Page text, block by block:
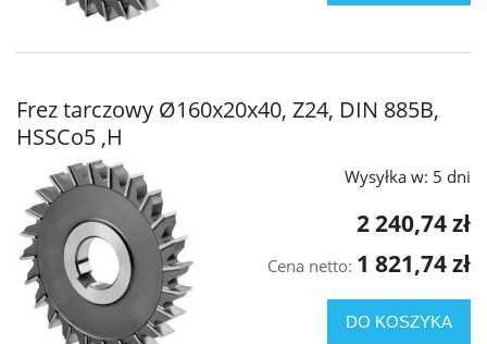
Frez tarczowy Ø160x20x40, Z24, DIN 885B,
HSSCo5 ,H
Wysyłka w: 5 dni
2 240,74 zł
Cena netto: 1 821,74 zł
DO KOSZYKA